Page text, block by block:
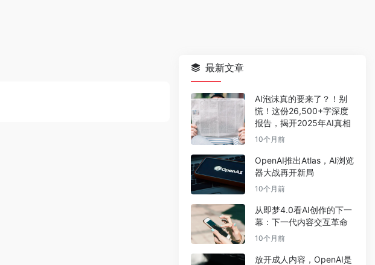
最新文章
AI泡沫真的要来了？！别
慌！这份26,500+字深度
报告，揭开2025年AI真相
10个月前
OpenAI推出Atlas，AI浏览
器大战再开新局
10个月前
从即梦4.0看AI创作的下一
幕：下一代内容交互革命
10个月前
放开成人内容，OpenAI是